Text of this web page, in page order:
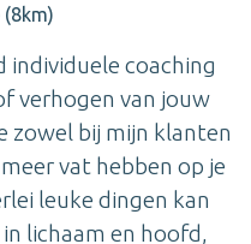
individuele coaching
verhogen van jouw
zowel bij mijn klanten
vat hebben op je
leuke dingen kan
lichaam en hoofd,